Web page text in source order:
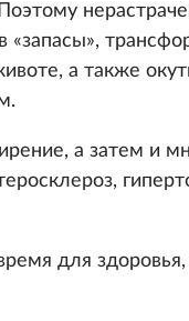
«запасы»,
а также
а затем и
для